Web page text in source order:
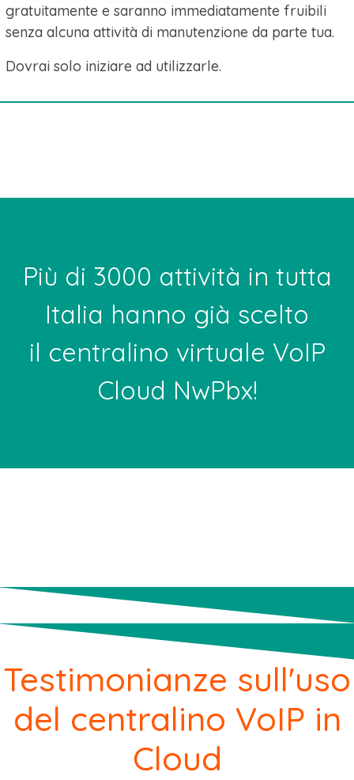
gratuitamente e saranno immediatamente fruibili
senza alcuna attività di manutenzione da parte tua.
Dovrai solo iniziare ad utilizzarle.
Più di 3000 attività in tutta
Italia hanno già scelto
il centralino virtuale VoIP
Cloud NwPbx!
Testimonianze sull'uso
del centralino VoIP in
Cloud